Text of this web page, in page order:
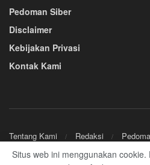
Pedoman Siber
Disclaimer
Kebijakan Privasi
Kontak Kami
Tentang Kami Redaksi
Situs web ini menggunakan